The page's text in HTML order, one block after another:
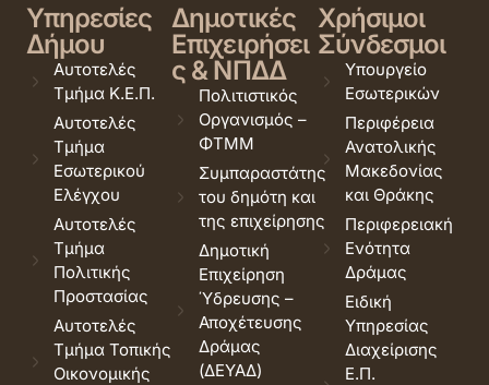
Υπηρεσίες
Δήμου
Αυτοτελές
Τμήμα Κ.Ε.Π.
Αυτοτελές
Τμήμα
Εσωτερικού
Ελέγχου
Αυτοτελές
Τμήμα
Πολιτικής
Προστασίας
Αυτοτελές
Τμήμα Τοπικής
Οικονομικής
Δημοτικές
Επιχειρήσει
ς & ΝΠΔΔ
Πολιτιστικός
Οργανισμός –
ΦΤΜΜ
Συμπαραστάτης
του δημότη και
της επιχείρησης
Δημοτική
Επιχείρηση
Ύδρευσης –
Αποχέτευσης
Δράμας
(ΔΕΥΑΔ)
Χρήσιμοι
Σύνδεσμοι
Υπουργείο
Εσωτερικών
Περιφέρεια
Ανατολικής
Μακεδονίας
και Θράκης
Περιφερειακή
Ενότητα
Δράμας
Ειδική
Υπηρεσίας
Διαχείρισης
Ε.Π.